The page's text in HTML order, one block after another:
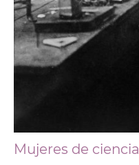
Mujeres de ciencia